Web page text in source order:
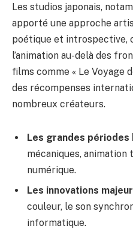
Les studios japonais,
apporté une approche
poétique et introspective,
l’animation au-delà des
films comme « Le Voyage
des récompenses
nombreux créateurs.
Les grandes périodes
mécaniques, animation
numérique.
Les innovations
couleur, le son
informatique.